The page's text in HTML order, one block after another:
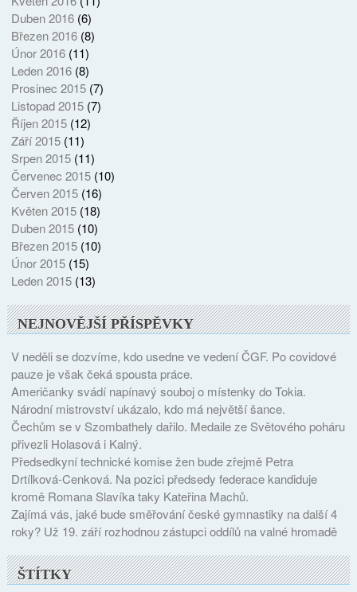
Duben 2016(6)
Březen 2016(8)
Únor 2016(11)
Leden 2016(8)
Prosinec 2015(7)
Listopad 2015(7)
Říjen 2015(12)
Září 2015(11)
Srpen 2015(11)
Červenec 2015(10)
Červen 2015(16)
Květen 2015(18)
Duben 2015(10)
Březen 2015(10)
Únor 2015(15)
Leden 2015(13)
NEJNOVĚJŠÍ PŘÍSPĚVKY
V neděli se dozvíme, kdo usedne ve vedení ČGF. Po covidové
pauze je však čeká spousta práce.
Američanky svádí napínavý souboj o místenky do Tokia.
Národní mistrovství ukázalo, kdo má největší šance.
Čechům se v Szombathely dařilo. Medaile ze Světového poháru
přivezli Holasová i Kalný.
Předsedkyní technické komise žen bude zřejmě Petra
Drtílková-Cenková. Na pozici předsedy federace kandiduje
kromě Romana Slavíka taky Kateřina Machů.
Zajímá vás, jaké bude směřování české gymnastiky na další 4
roky? Už 19. září rozhodnou zástupci oddílů na valné hromadě
ŠTÍTKY